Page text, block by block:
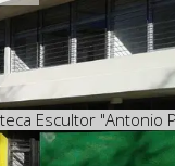
Escultor "Antonio